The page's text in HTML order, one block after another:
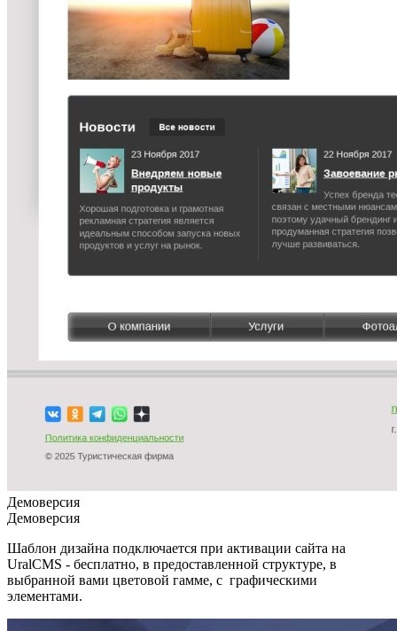
Демоверсия
Демоверсия
Шаблон дизайна подключается при активации сайта на
UralCMS - бесплатно, в предоставленной структуре, в
выбранной вами цветовой гамме, с графическими
элементами.